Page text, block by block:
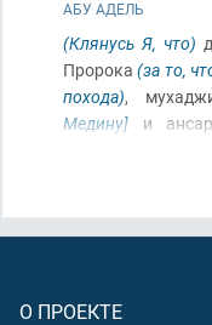
АБУ АДЕЛЬ
(Клянусь Я, что)
Пророка(за то,
похода),
Медину] и
последовали за
О ПРОЕКТЕ